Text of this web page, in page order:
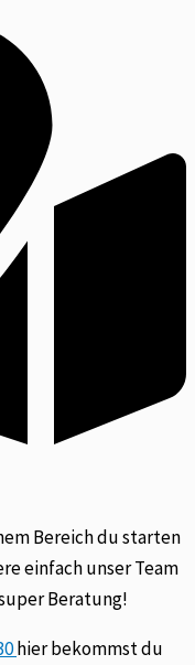
Bereich du starten
einfach unser Team
Beratung!
hier bekommst du